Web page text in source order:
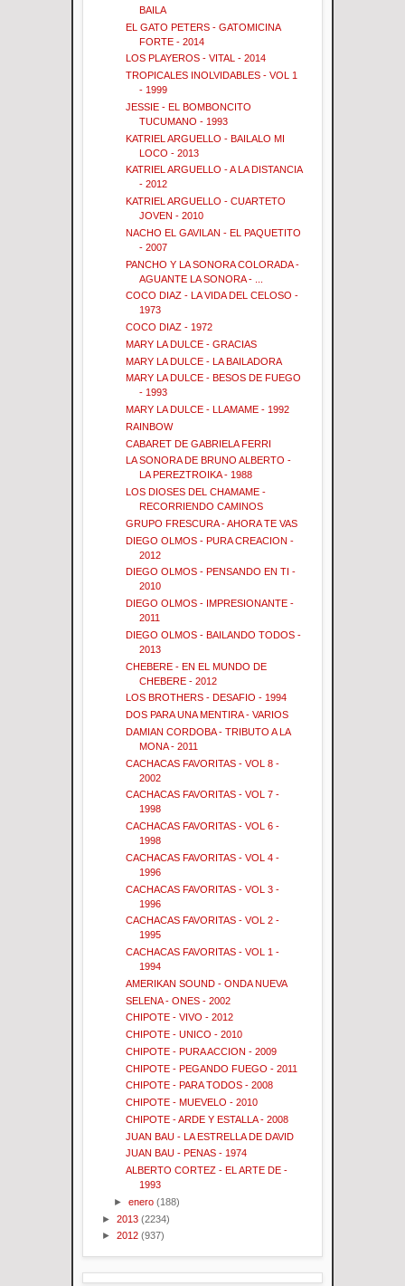
BAILA
EL GATO PETERS - GATOMICINA
FORTE - 2014
LOS PLAYEROS - VITAL - 2014
TROPICALES INOLVIDABLES - VOL 1
- 1999
JESSIE - EL BOMBONCITO
TUCUMANO - 1993
KATRIEL ARGUELLO - BAILALO MI
LOCO - 2013
KATRIEL ARGUELLO - A LA DISTANCIA
- 2012
KATRIEL ARGUELLO - CUARTETO
JOVEN - 2010
NACHO EL GAVILAN - EL PAQUETITO
- 2007
PANCHO Y LA SONORA COLORADA -
AGUANTE LA SONORA - ...
COCO DIAZ - LA VIDA DEL CELOSO -
1973
COCO DIAZ - 1972
MARY LA DULCE - GRACIAS
MARY LA DULCE - LA BAILADORA
MARY LA DULCE - BESOS DE FUEGO
- 1993
MARY LA DULCE - LLAMAME - 1992
RAINBOW
CABARET DE GABRIELA FERRI
LA SONORA DE BRUNO ALBERTO -
LA PEREZTROIKA - 1988
LOS DIOSES DEL CHAMAME -
RECORRIENDO CAMINOS
GRUPO FRESCURA - AHORA TE VAS
DIEGO OLMOS - PURA CREACION -
2012
DIEGO OLMOS - PENSANDO EN TI -
2010
DIEGO OLMOS - IMPRESIONANTE -
2011
DIEGO OLMOS - BAILANDO TODOS -
2013
CHEBERE - EN EL MUNDO DE
CHEBERE - 2012
LOS BROTHERS - DESAFIO - 1994
DOS PARA UNA MENTIRA - VARIOS
DAMIAN CORDOBA - TRIBUTO A LA
MONA - 2011
CACHACAS FAVORITAS - VOL 8 -
2002
CACHACAS FAVORITAS - VOL 7 -
1998
CACHACAS FAVORITAS - VOL 6 -
1998
CACHACAS FAVORITAS - VOL 4 -
1996
CACHACAS FAVORITAS - VOL 3 -
1996
CACHACAS FAVORITAS - VOL 2 -
1995
CACHACAS FAVORITAS - VOL 1 -
1994
AMERIKAN SOUND - ONDA NUEVA
SELENA - ONES - 2002
CHIPOTE - VIVO - 2012
CHIPOTE - UNICO - 2010
CHIPOTE - PURA ACCION - 2009
CHIPOTE - PEGANDO FUEGO - 2011
CHIPOTE - PARA TODOS - 2008
CHIPOTE - MUEVELO - 2010
CHIPOTE - ARDE Y ESTALLA - 2008
JUAN BAU - LA ESTRELLA DE DAVID
JUAN BAU - PENAS - 1974
ALBERTO CORTEZ - EL ARTE DE -
1993
►enero (188)
► 2013 (2234)
► 2012 (937)